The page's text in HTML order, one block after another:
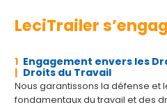
LeciTrailer
1
|
Engagement envers les
Droits du Travail
Nous garantissons la défense et
fondamentaux du travail et des